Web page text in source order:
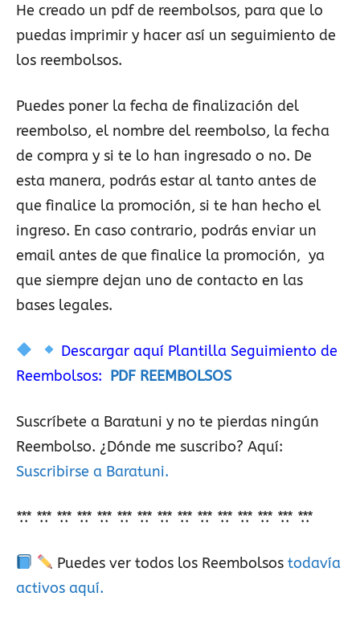
He creado un pdf de reembolsos, para que lo
puedas imprimir y hacer así un seguimiento de
los reembolsos.
Puedes poner la fecha de finalización del
reembolso, el nombre del reembolso, la fecha
de compra y si te lo han ingresado o no. De
esta manera, podrás estar al tanto antes de
que finalice la promoción, si te han hecho el
ingreso. En caso contrario, podrás enviar un
email antes de que finalice la promoción, ya
que siempre dejan uno de contacto en las
bases legales.
Descargar aquí Plantilla Seguimiento de
Reembolsos: PDF REEMBOLSOS
Suscríbete a Baratuni y no te pierdas ningún
Reembolso. ¿Dónde me suscribo? Aquí:
Suscribirse a Baratuni.
*.*.* *.*.* *.*.* *.*.* *.*.* *.*.* *.*.* *.*.* *.*.* *.*.* *.*.* *.*.* *.*.* *.*.* *.*.*
Puedes ver todos los Reembolsos todavía
activos aquí.